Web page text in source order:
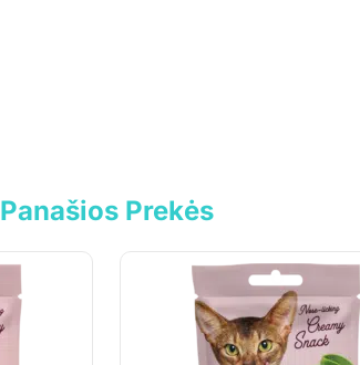
Panašios Prekės